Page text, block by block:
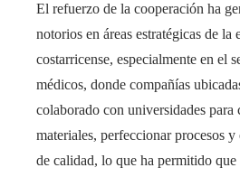
El refuerzo de la cooperación ha
notorios en áreas estratégicas de la
costarricense, especialmente en el
médicos, donde compañías
colaborado con universidades para
materiales, perfeccionar procesos y
de calidad, lo que ha permitido que